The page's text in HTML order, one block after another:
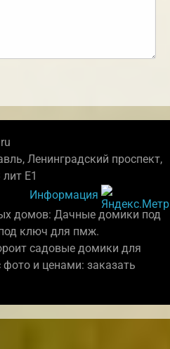
Ленинградский проспект,
лит Е1
Информация
домов: Дачные домики под
ключ для пмж.
садовые домики для
и ценами: заказать